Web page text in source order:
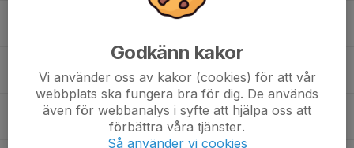
Godkänn kakor
Vi använder oss av kakor (cookies) för att vår
webbplats ska fungera bra för dig. De används
även för webbanalys i syfte att hjälpa oss att
förbättra våra tjänster.
Så använder vi cookies